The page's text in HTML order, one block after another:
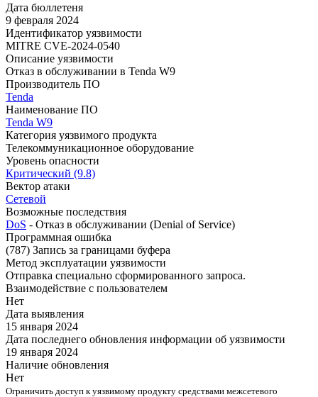
Дата бюллетеня
9 февраля 2024
Идентификатор уязвимости
MITRE CVE-2024-0540
Описание уязвимости
Отказ в обслуживании в Tenda W9
Производитель ПО
Tenda
Наименование ПО
Tenda W9
Категория уязвимого продукта
Телекоммуникационное оборудование
Уровень опасности
Критический (9.8)
Вектор атаки
Сетевой
Возможные последствия
DoS - Отказ в обслуживании (Denial of Service)
Программная ошибка
(787) Запись за границами буфера
Метод эксплуатации уязвимости
Отправка специально сформированного запроса.
Взаимодействие с пользователем
Нет
Дата выявления
15 января 2024
Дата последнего обновления информации об уязвимости
19 января 2024
Наличие обновления
Нет
Ограничить доступ к уязвимому продукту средствами межсетевого